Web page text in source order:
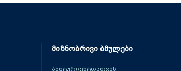
მიზნობრივი ბმულები
აბიტურიენტთათვის